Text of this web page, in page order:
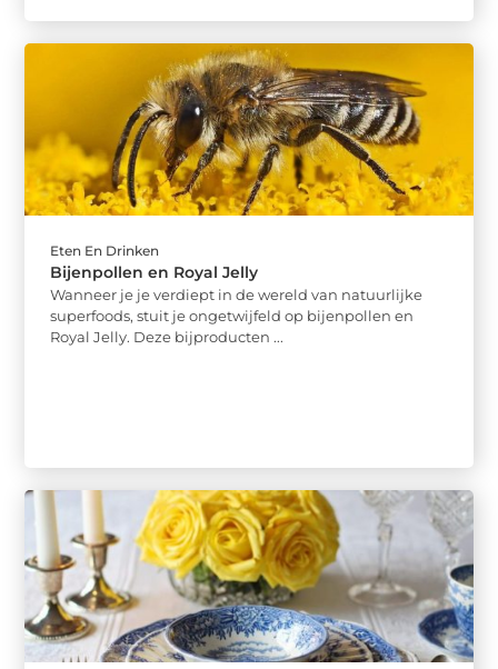
Eten En Drinken
Bijenpollen en Royal Jelly
Wanneer je je verdiept in de wereld van natuurlijke
superfoods, stuit je ongetwijfeld op bijenpollen en
Royal Jelly. Deze bijproducten ...